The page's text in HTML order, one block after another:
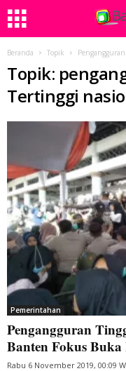
Beranda Topik
Topik:
Tertinggi
Pemerintahan
Pengangguran
Banten Fokus
Rabu 6 November 2019, 00:09